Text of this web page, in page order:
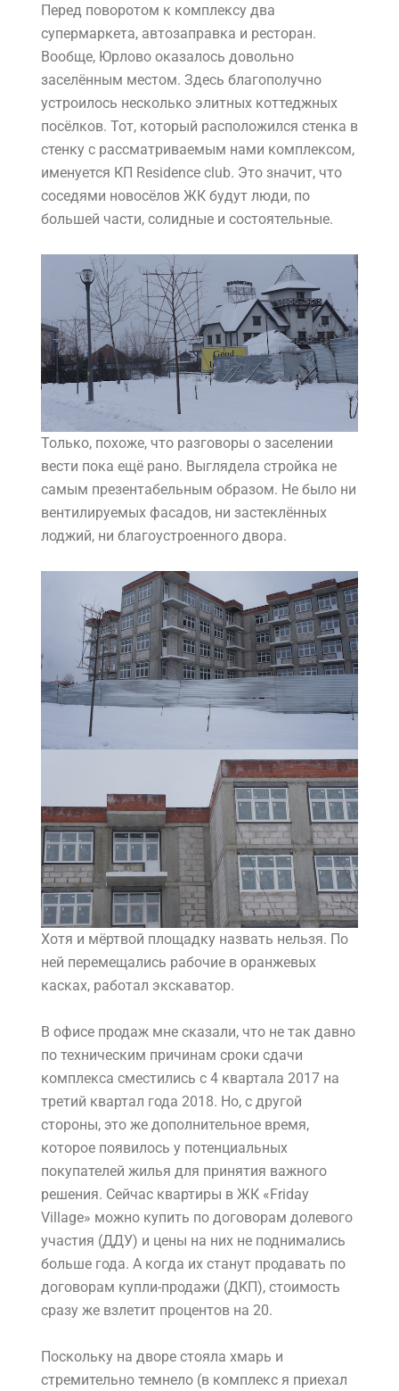
Перед поворотом к комплексу два
супермаркета, автозаправка и ресторан.
Вообще, Юрлово оказалось довольно
заселённым местом. Здесь благополучно
устроилось несколько элитных коттеджных
посёлков. Тот, который расположился стенка в
стенку с рассматриваемым нами комплексом,
именуется КП Residence club. Это значит, что
соседями новосёлов ЖК будут люди, по
большей части, солидные и состоятельные.
Только, похоже, что разговоры о заселении
вести пока ещё рано. Выглядела стройка не
самым презентабельным образом. Не было ни
вентилируемых фасадов, ни застеклённых
лоджий, ни благоустроенного двора.
Хотя и мёртвой площадку назвать нельзя. По
ней перемещались рабочие в оранжевых
касках, работал экскаватор.
В офисе продаж мне сказали, что не так давно
по техническим причинам сроки сдачи
комплекса сместились с 4 квартала 2017 на
третий квартал года 2018. Но, с другой
стороны, это же дополнительное время,
которое появилось у потенциальных
покупателей жилья для принятия важного
решения. Сейчас квартиры в ЖК «Friday
Village» можно купить по договорам долевого
участия (ДДУ) и цены на них не поднимались
больше года. А когда их станут продавать по
договорам купли-продажи (ДКП), стоимость
сразу же взлетит процентов на 20.
Поскольку на дворе стояла хмарь и
стремительно темнело (в комплекс я приехал